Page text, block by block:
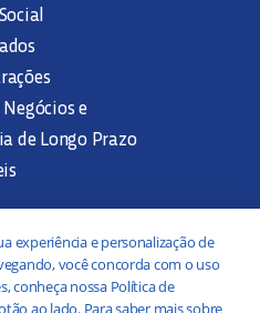
e
de Longo Prazo
Público
experiência e personalização de
você concorda com o uso
conheça nossa Política de
ao lado. Para saber mais sobre